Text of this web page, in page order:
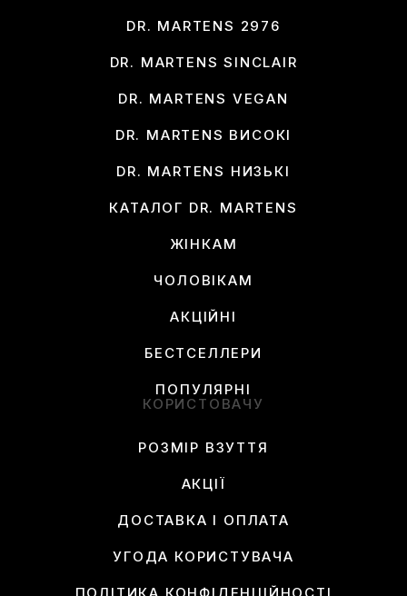
DR. MARTENS 2976
DR. MARTENS SINCLAIR
DR. MARTENS VEGAN
DR. MARTENS ВИСОКІ
DR. MARTENS НИЗЬКІ
КАТАЛОГ DR. MARTENS
ЖІНКАМ
ЧОЛОВІКАМ
АКЦІЙНІ
БЕСТСЕЛЛЕРИ
ПОПУЛЯРНІ
КОРИСТОВАЧУ
РОЗМІР ВЗУТТЯ
АКЦІЇ
ДОСТАВКА І ОПЛАТА
УГОДА КОРИСТУВАЧА